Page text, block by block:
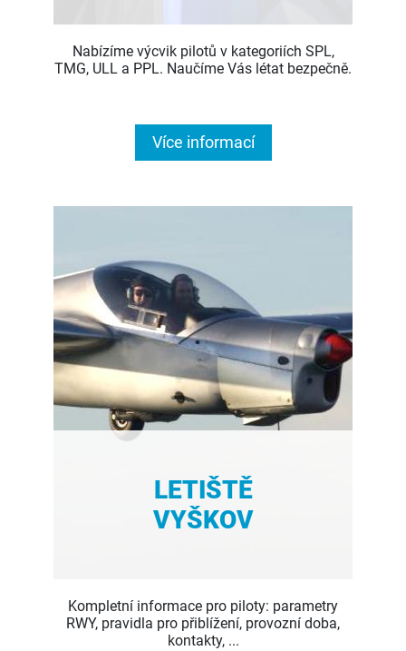
Nabízíme výcvik pilotů v kategoriích SPL,
TMG, ULL a PPL. Naučíme Vás létat bezpečně.
Více informací
LETIŠTĚ
VYŠKOV
Kompletní informace pro piloty: parametry
RWY, pravidla pro přiblížení, provozní doba,
kontakty, ...